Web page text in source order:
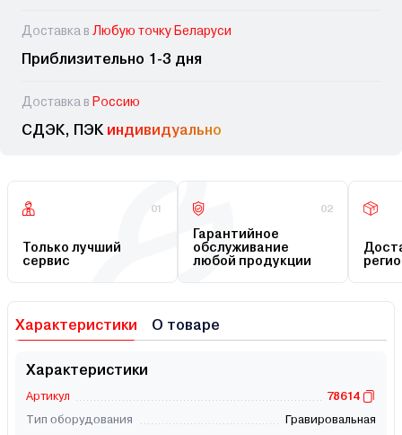
Доставка в Любую точку Беларуси
Приблизительно 1-3 дня
Доставка в Россию
СДЭК, ПЭК индивидуально
01
Только лучший
сервис
02
Гарантийное
обслуживание
любой продукции
Характеристики О товаре
Характеристики
Артикул
78614
Тип оборудования
Гравировальная